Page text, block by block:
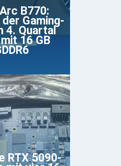
B770:
Gaming-
4. Quartal
16 GB
RTX 5090-